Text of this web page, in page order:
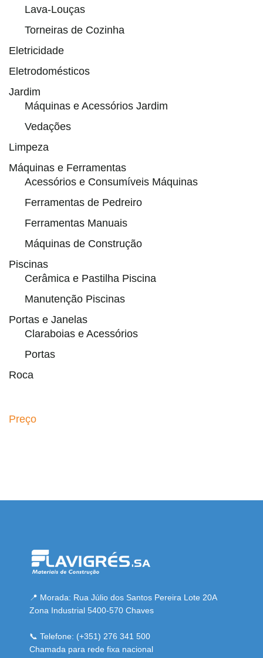
Lava-Louças
Torneiras de Cozinha
Eletricidade
Eletrodomésticos
Jardim
Máquinas e Acessórios Jardim
Vedações
Limpeza
Máquinas e Ferramentas
Acessórios e Consumíveis Máquinas
Ferramentas de Pedreiro
Ferramentas Manuais
Máquinas de Construção
Piscinas
Cerâmica e Pastilha Piscina
Manutenção Piscinas
Portas e Janelas
Claraboias e Acessórios
Portas
Roca
Preço
📍 Morada: Rua Júlio dos Santos Pereira Lote 20A
Zona Industrial 5400-570 Chaves
📞 Telefone: (+351) 276 341 500
Chamada para rede fixa nacional